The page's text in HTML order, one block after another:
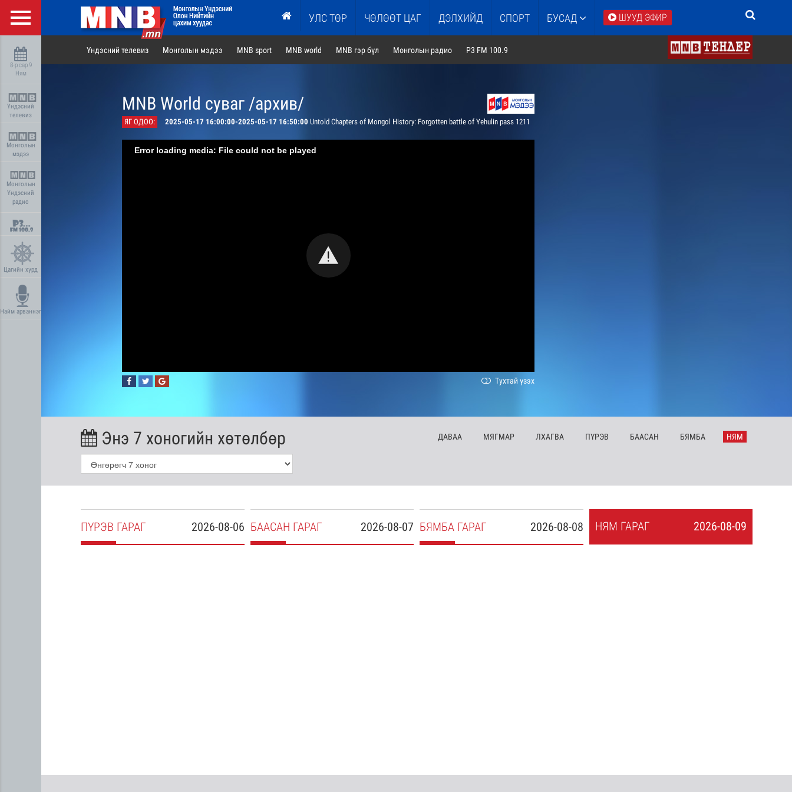
УЛС ТӨР ЧӨЛӨӨТ ЦАГ ДЭЛХИЙД СПОРТ БУСАД ШУУД ЭФИР
8-р сар 9
Ням
Үндэсний
телевиз
Монголын
мэдээ
Монголын
Үндэсний
радио
Цагийн хүрд
Найм арваннэг
Үндэсний телевиз Монголын мэдээ MNB sport MNB world MNB гэр бүл Монголын радио P3 FM 100.9
MNB World суваг /архив/
ЯГ ОДОО: 2025-05-17 16:00:00-2025-05-17 16:50:00 Untold Chapters of Mongol History: Forgotten battle of Yehulin pass 1211
Error loading media: File could not be played
Тухтай үзэх
Энэ 7 хоногийн хөтөлбөр ДАВАА МЯГМАР ЛХАГВА ПҮРЭВ БААСАН БЯМБА НЯМ
2026-08-06
ПҮРЭВ ГАРАГ 2026-08-07
БААСАН ГАРАГ 2026-08-08
БЯМБА ГАРАГ 2026-08-09
НЯМ ГАРАГ